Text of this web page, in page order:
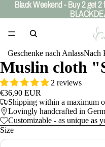
Black Weekend - Buy 2 get
Black Weekend - Buy 2 get
Geschenke nach AnlassNach
Muslin cloth
2 reviews
€36,90 EUR
Shipping within a maximum
Lovingly handcrafted in
Customizable - as unique as
Size